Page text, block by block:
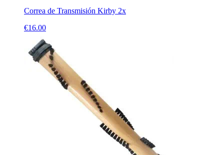
Correa de Transmisión Kirby 2x
€16.00